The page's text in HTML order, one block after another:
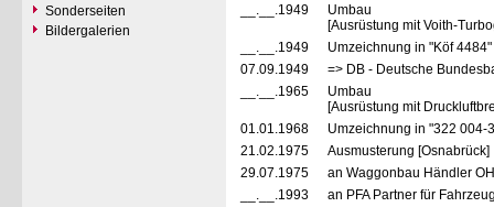
Sonderseiten
Bildergalerien
__.__.1949
Umbau
[Ausrüstung mit Voith-
__.__.1949
Umzeichnung in "Köf 4484"
07.09.1949
=> DB - Deutsche
__.__.1965
Umbau
[Ausrüstung mit
01.01.1968
Umzeichnung in "322 004-
21.02.1975
Ausmusterung [Osnabrück]
29.07.1975
an Waggonbau Händler
__.__.1993
an PFA Partner für